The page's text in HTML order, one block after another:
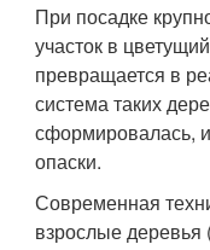
При посадке
участок в
превращается в
система таких
сформировалась,
опаски.
Современная
взрослые